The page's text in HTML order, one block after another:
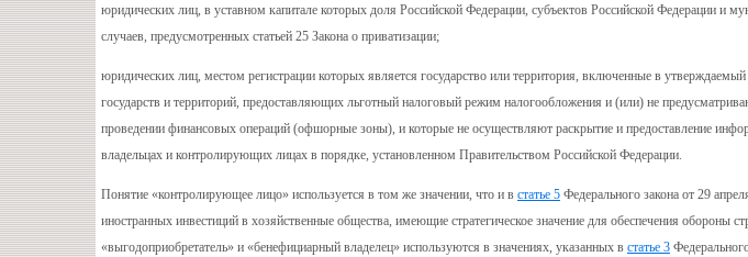
юридических лиц, в уставном капитале которых доля Российской Федерации, субъектов Российской Федерации и
случаев, предусмотренных статьей 25 Закона о приватизации;
юридических лиц, местом регистрации которых является государство или территория, включенные в
государств и территорий, предоставляющих льготный налоговый режим налогообложения и (или) не
проведении финансовых операций (офшорные зоны), и которые не осуществляют раскрытие и предоставление
владельцах и контролирующих лицах в порядке, установленном Правительством Российской Федерации.
Понятие «контролирующее лицо» используется в том же значении, что и в статье 5 Федерального закона от 29
иностранных инвестиций в хозяйственные общества, имеющие стратегическое значение для обеспечения обороны
«выгодоприобретатель» и «бенефициарный владелец» используются в значениях, указанных в статье 3